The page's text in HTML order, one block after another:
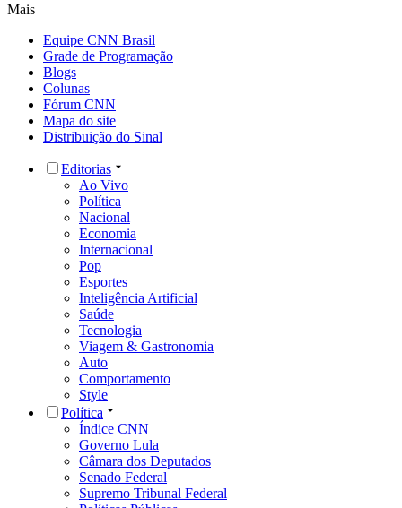
Mais
Equipe CNN Brasil
Grade de Programação
Blogs
Colunas
Fórum CNN
Mapa do site
Distribuição do Sinal
Editorias
Ao Vivo
Política
Nacional
Economia
Internacional
Pop
Esportes
Inteligência Artificial
Saúde
Tecnologia
Viagem & Gastronomia
Auto
Comportamento
Style
Política
Índice CNN
Governo Lula
Câmara dos Deputados
Senado Federal
Supremo Tribunal Federal